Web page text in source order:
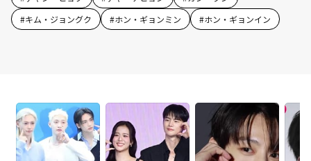
#キム・ジョングク #ホン・ギョンミン #ホン・ギョンイン